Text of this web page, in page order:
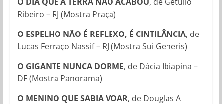
Ribeiro – RJ (Mostra Praça)
O ESPELHO NÃO É REFLEXO, É CINTILÂNCIA, de
Lucas Ferraço Nassif – RJ (Mostra Sui Generis)
O GIGANTE NUNCA DORME, de Dácia Ibiapina –
DF (Mostra Panorama)
O MENINO QUE SABIA VOAR, de Douglas A